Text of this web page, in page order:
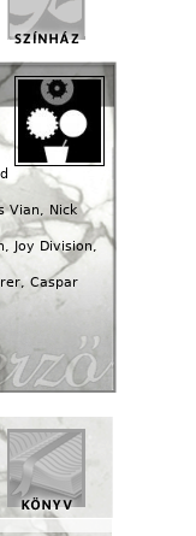
Vian, Nick
Joy Division,
Caspar